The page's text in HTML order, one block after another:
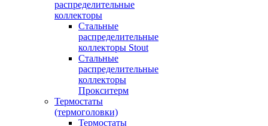
распределительные
коллекторы
Стальные
распределительные
коллекторы Stout
Стальные
распределительные
коллекторы
Прокситерм
Термостаты
(термоголовки)
Термостаты